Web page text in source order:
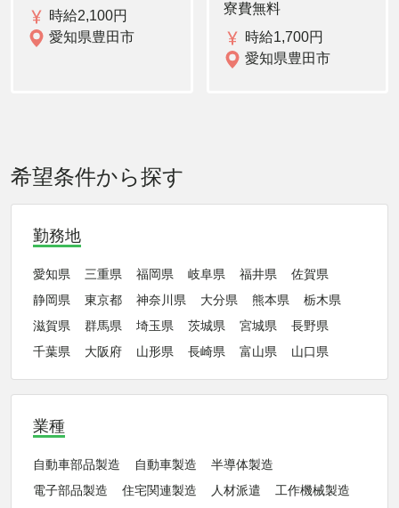
時給2,100円
愛知県豊田市
寮費無料
時給1,700円
愛知県豊田市
希望条件から探す
勤務地
愛知県 三重県 福岡県 岐阜県 福井県
佐賀県
静岡県
東京都 神奈川県 大分県 熊本県
栃木県
滋賀県
群馬県 埼玉県 茨城県 宮城県
長野県
千葉県
大阪府 山形県 長崎県 富山県 山口県
業種
自動車部品製造 自動車製造
半導体製造
電子部品製造
住宅関連製造 人材派遣
工作機械製造